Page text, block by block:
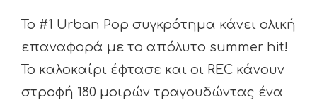
Το #1 Urban Pop συγκρότημα κάνει ολική
επαναφορά με το απόλυτο summer hit!
Το καλοκαίρι έφτασε και οι REC κάνουν
στροφή 180 μοιρών τραγουδώντας ένα